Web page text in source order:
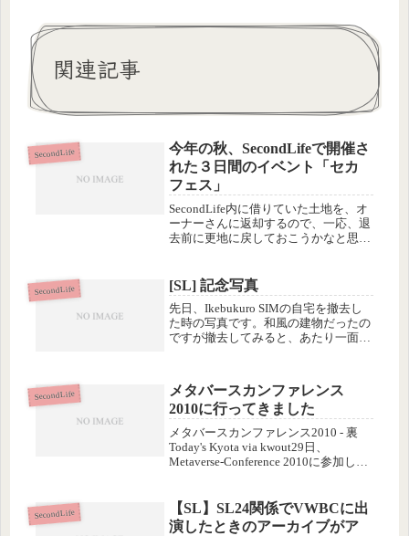
関連記事
SecondLife
今年の秋、SecondLifeで開催さ
れた３日間のイベント「セカ
フェス」
SecondLife内に借りていた土地を、オ
ーナーさんに返却するので、一応、退
去前に更地に戻しておこうかなと思っ
にあるオブジェクトは持ち主のところ
に返却されて消えます。私の...
SecondLife [SL] 記念写真
先日、Ikebukuro SIMの自宅を撤去し
た時の写真です。和風の建物だったの
ですが撤去してみると、あたり一面、
に賑わっています。画像の奥が南側と
なります。ちなみ...
SecondLife
メタバースカンファレンス
2010に行ってきました
メタバースカンファレンス2010 - 裏
Today's Kyota via kwout29日、
Metaverse-Conference 2010に参加しま
プされているのでそ...
SecondLife
【SL】SL24関係でVWBCに出
演したときのアーカイブがア